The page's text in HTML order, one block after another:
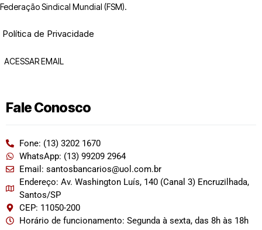
Federação Sindical Mundial (FSM).
Política de Privacidade
ACESSAR EMAIL
Fale Conosco
Fone: (13) 3202 1670
WhatsApp: (13) 99209 2964
Email: santosbancarios@uol.com.br
Endereço: Av. Washington Luís, 140 (Canal 3) Encruzilhada,
Santos/SP
CEP: 11050-200
Horário de funcionamento: Segunda à sexta, das 8h às 18h